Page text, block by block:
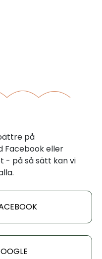
på
Facebook eller
- på så sätt kan vi